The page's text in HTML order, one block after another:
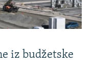
iz budžetske